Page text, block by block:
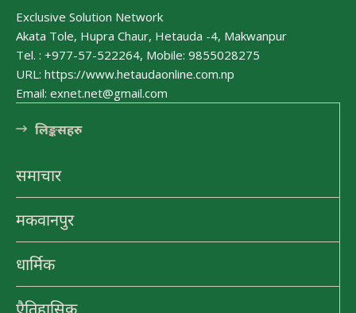
Exclusive Solution Network
Akata Tole, Hupra Chaur, Hetauda -4, Makwanpur
Tel. : +977-57-522264, Mobile: 9855028275
URL: https://www.hetaudaonline.com.np
Email: exnet.net@gmail.com
लि󠅵ङ्कसहरु
समाचार
मकवानपुर
धार्मिक